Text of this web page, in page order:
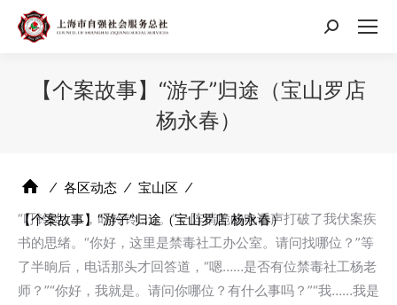
搜
【个案故事】“游子”归途（宝山罗店
杨永春）
⁄ 各区动态 ⁄ 宝山区 ⁄
【个案故事】“游子”归途（宝山罗店 杨永春）
“叮铃铃……，叮铃铃……。”一阵清脆的电话声打破了我伏案疾
书的思绪。“你好，这里是禁毒社工办公室。请问找哪位？”等
了半晌后，电话那头才回答道，“嗯……是否有位禁毒社工杨老
师？”“你好，我就是。请问你哪位？有什么事吗？”“我……我是